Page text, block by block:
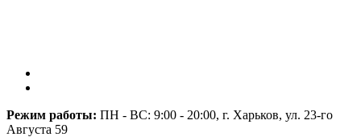
Режим работы: ПН - ВС: 9:00 - 20:00, г. Харьков, ул. 23-го
Августа 59